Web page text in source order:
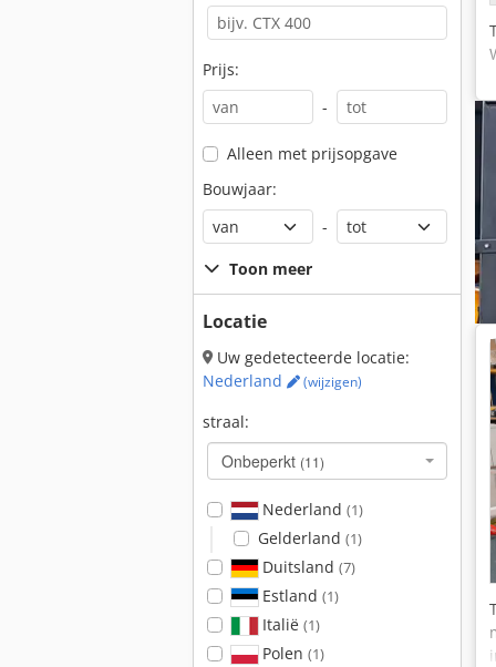
Prijs:
-
Alleen met prijsopgave
Bouwjaar:
-
Toon meer
Locatie
Uw gedetecteerde locatie:
Nederland
(wijzigen)
straal:
Onbeperkt (11)
Nederland (1)
Gelderland (1)
Duitsland (7)
Estland (1)
Italië (1)
Polen (1)